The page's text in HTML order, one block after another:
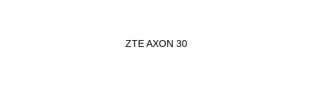
ZTE AXON 30